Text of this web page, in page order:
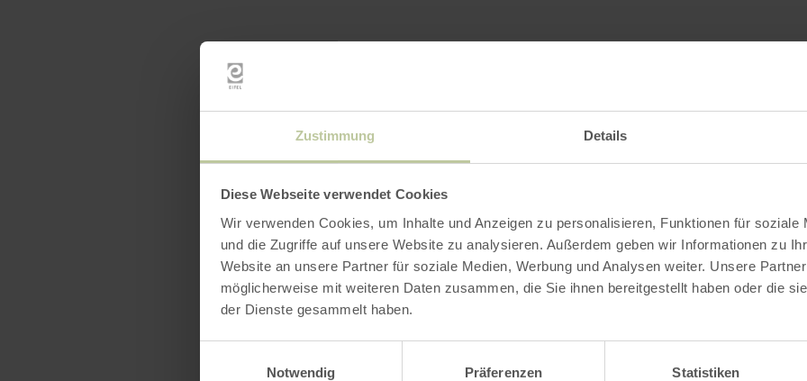
Zustimmung Details
Diese Webseite verwendet Cookies
Wir verwenden Cookies, um Inhalte und Anzeigen zu personalisieren, Funktionen für soziale
und die Zugriffe auf unsere Website zu analysieren. Außerdem geben wir Informationen zu
Website an unsere Partner für soziale Medien, Werbung und Analysen weiter. Unsere
möglicherweise mit weiteren Daten zusammen, die Sie ihnen bereitgestellt haben oder die
der Dienste gesammelt haben.
Notwendig
Präferenzen Statistiken